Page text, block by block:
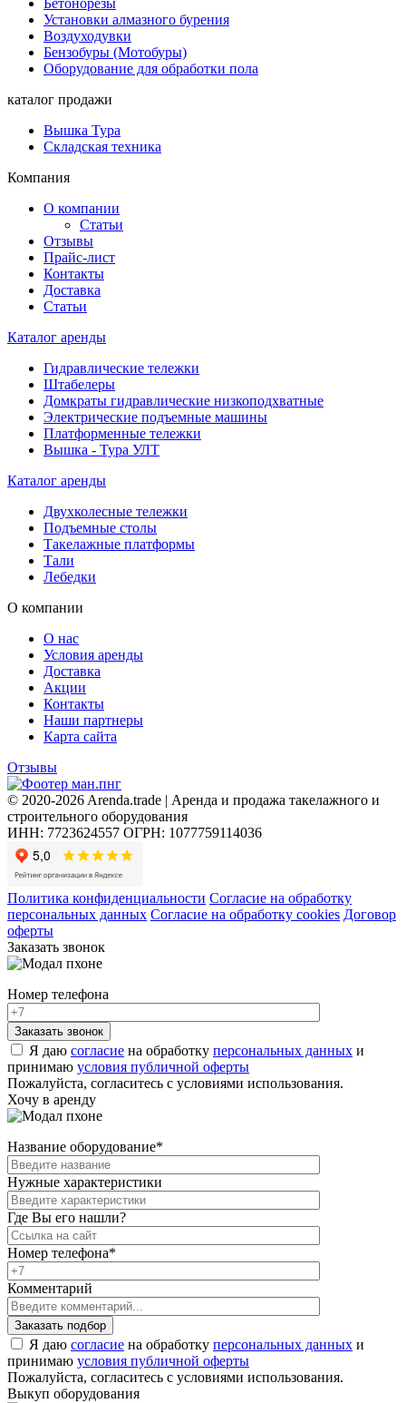
Бетонорезы
Установки алмазного бурения
Воздуходувки
Бензобуры (Мотобуры)
Оборудование для обработки пола
каталог продажи
Вышка Тура
Складская техника
Компания
О компании
Статьи
Отзывы
Прайс-лист
Контакты
Доставка
Статьи
Каталог аренды
Гидравлические тележки
Штабелеры
Домкраты гидравлические низкоподхватные
Электрические подъемные машины
Платформенные тележки
Вышка - Тура УЛТ
Каталог аренды
Двухколесные тележки
Подъемные столы
Такелажные платформы
Тали
Лебедки
О компании
О нас
Условия аренды
Доставка
Акции
Контакты
Наши партнеры
Карта сайта
Отзывы
© 2020-2026 Arenda.trade | Аренда и продажа такелажного и
строительного оборудования
ИНН: 7723624557 ОГРН: 1077759114036
Политика конфиденциальности Согласие на обработку
персональных данных Согласие на обработку cookies Договор
оферты
Заказать звонок
Номер телефона
Я даю согласие на обработку персональных данных и
принимаю условия публичной оферты
Пожалуйста, согласитесь с условиями использования.
Хочу в аренду
Название оборудование*
Нужные характеристики
Где Вы его нашли?
Номер телефона*
Комментарий
Я даю согласие на обработку персональных данных и
принимаю условия публичной оферты
Пожалуйста, согласитесь с условиями использования.
Выкуп оборудования